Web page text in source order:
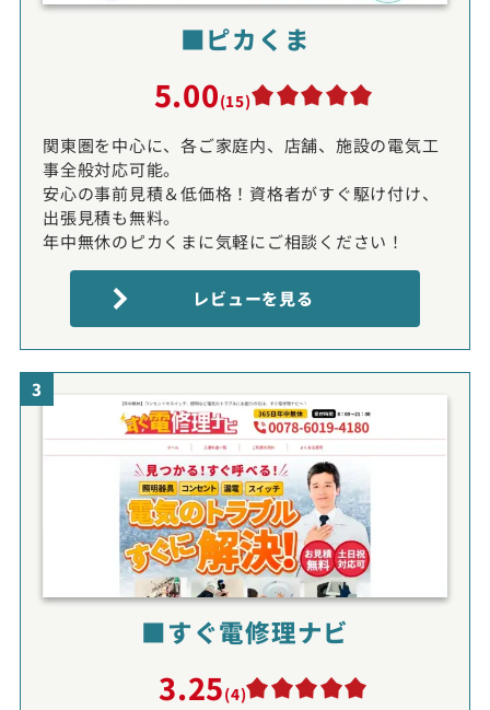
■ピカくま
5.00(15)
関東圏を中心に、各ご家庭内、店舗、施設の電気工
事全般対応可能。
安心の事前見積＆低価格！資格者がすぐ駆け付け、
出張見積も無料。
年中無休のピカくまに気軽にご相談ください！
レビューを見る
3
■すぐ電修理ナビ
3.25(4)